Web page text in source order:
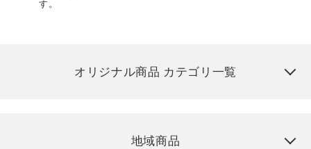
す。
オリジナル商品 カテゴリ一覧
地域商品